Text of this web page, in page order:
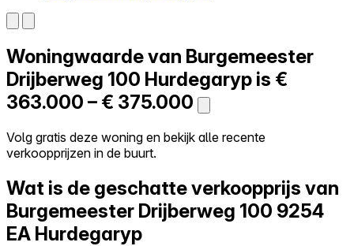
Zelf kopen
Alles-in-één
Reviews
Prijzen
Log in
Probeer Walter gratis
Woningwaarde van Burgemeester
Drijberweg 100 Hurdegaryp is €
363.000 – € 375.000
Volg gratis deze woning en bekijk alle recente
verkoopprijzen in de buurt.
Wat is de geschatte verkoopprijs van
Burgemeester Drijberweg 100 9254
EA Hurdegaryp